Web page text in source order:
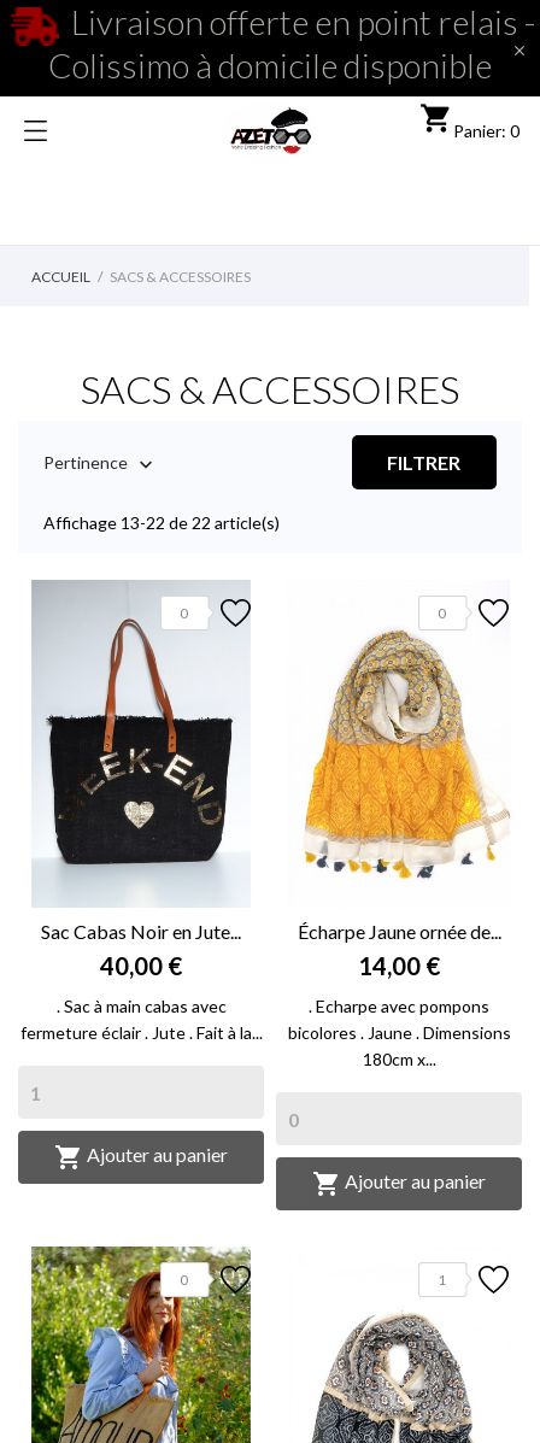
Livraison offerte en point relais -
Colissimo à domicile disponible

shopping_cart Panier: 0
ACCUEIL SACS & ACCESSOIRES
SACS & ACCESSOIRES
Pertinence  FILTRER
Affichage 13-22 de 22 article(s)
0
Sac Cabas Noir en Jute...
40,00 €
. Sac à main cabas avec
fermeture éclair . Jute . Fait à la...
 Ajouter au panier
0
Écharpe Jaune ornée de...
14,00 €
. Echarpe avec pompons
bicolores . Jaune . Dimensions
180cm x...
 Ajouter au panier
0 1